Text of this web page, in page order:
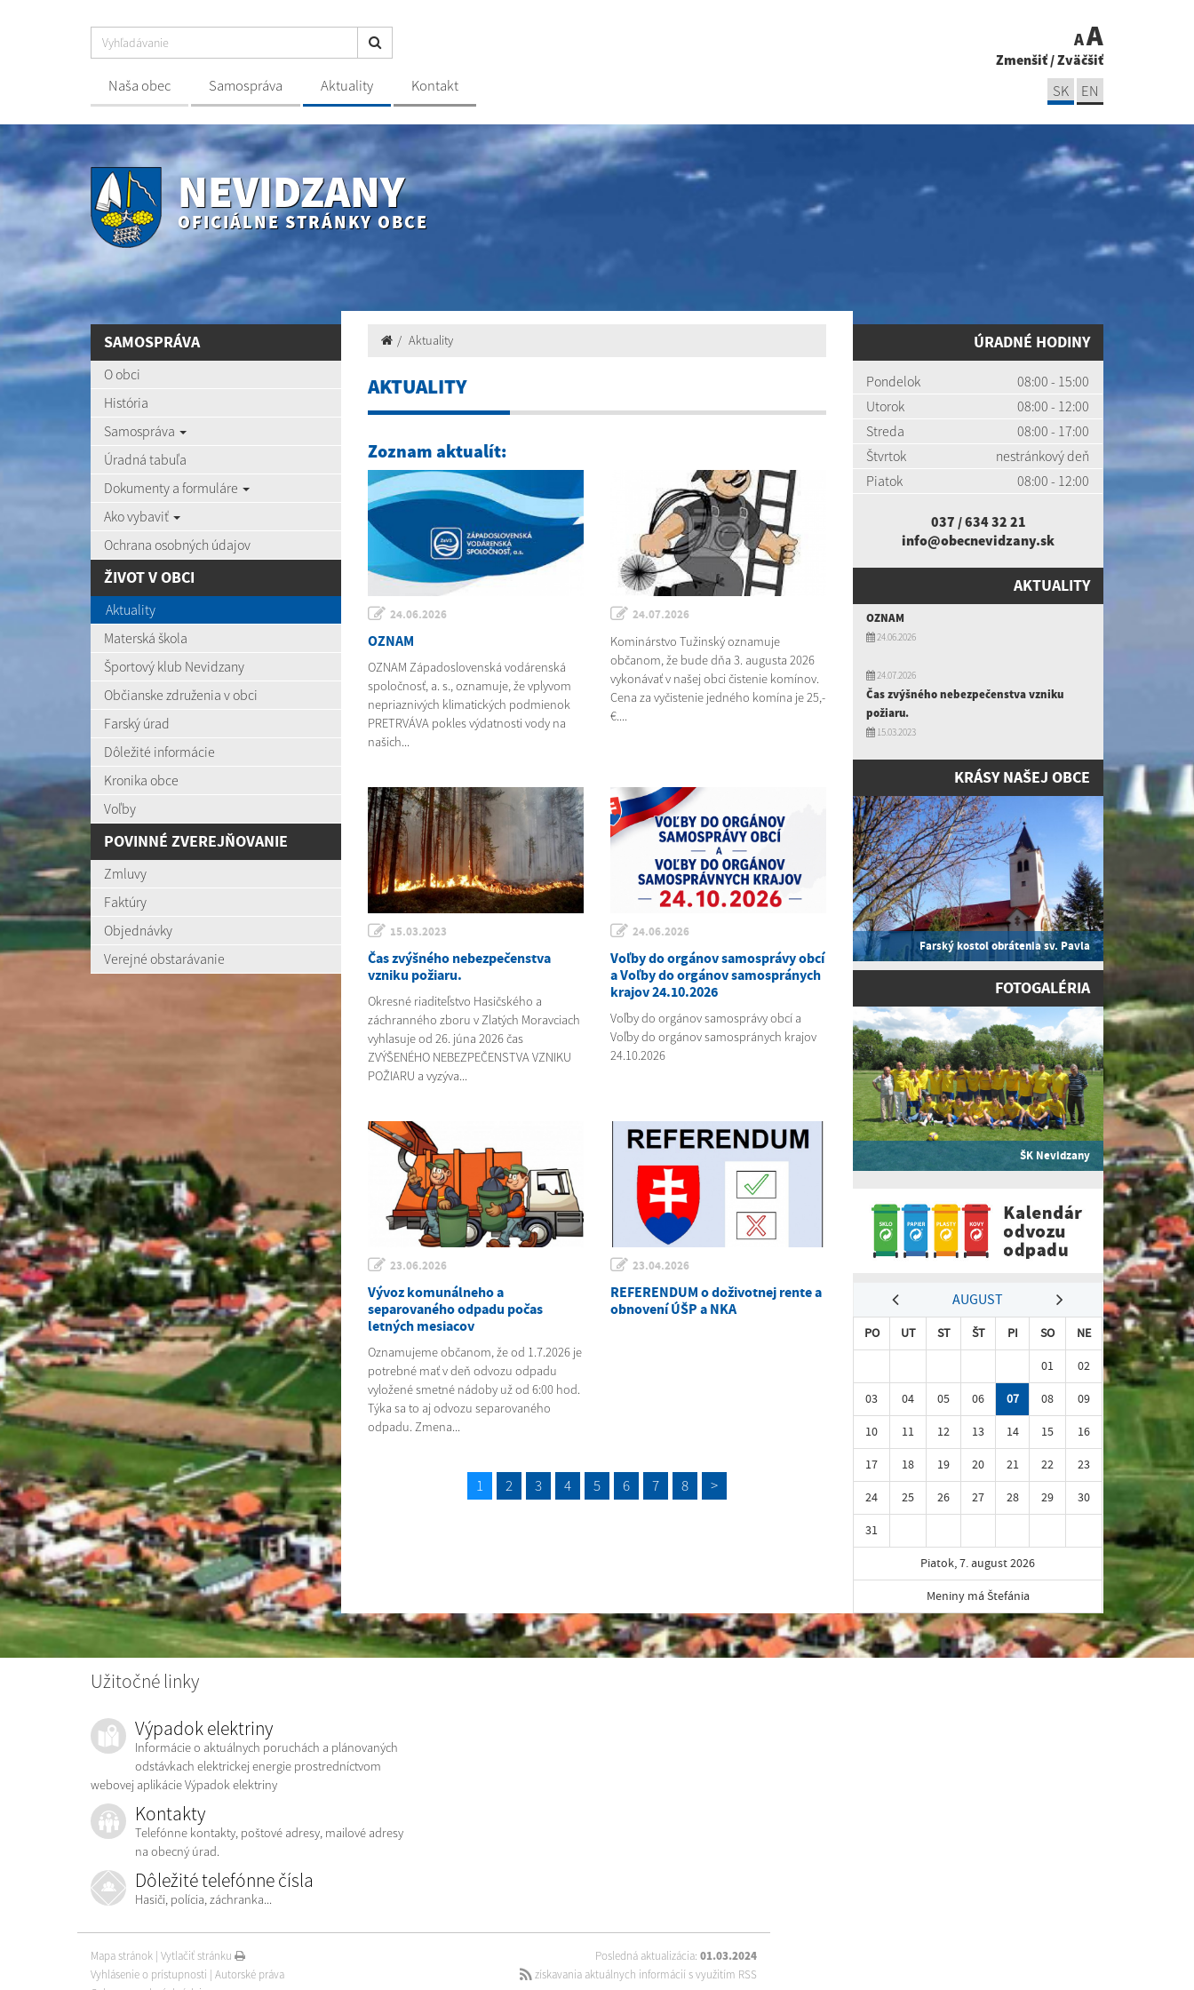
Naša obec Samospráva Aktuality Kontakt
AA
Zmenšiť/Zväčšiť
SK EN
NEVIDZANY
OFICIÁLNE STRÁNKY OBCE
SAMOSPRÁVA
O obci
História
Samospráva
Úradná tabuľa
Dokumenty a formuláre
Ako vybaviť
Ochrana osobných údajov
ŽIVOT V OBCI
Aktuality
Materská škola
Športový klub Nevidzany
Občianske združenia v obci
Farský úrad
Dôležité informácie
Kronika obce
Voľby
POVINNÉ ZVEREJŇOVANIE
Zmluvy
Faktúry
Objednávky
Verejné obstarávanie
Aktuality
AKTUALITY
Zoznam aktualít:
24.06.2026
OZNAM
OZNAM Západoslovenská vodárenská
spoločnosť, a. s., oznamuje, že vplyvom
nepriaznivých klimatických podmienok
PRETRVÁVA pokles výdatnosti vody na
našich...
24.07.2026
Kominárstvo Tužinský oznamuje
občanom, že bude dňa 3. augusta 2026
vykonávať v našej obci čistenie komínov.
Cena za vyčistenie jedného komína je 25,-
€....
15.03.2023
Čas zvýšného nebezpečenstva
vzniku požiaru.
Okresné riaditeľstvo Hasičského a
záchranného zboru v Zlatých Moravciach
vyhlasuje od 26. júna 2026 čas
ZVÝŠENÉHO NEBEZPEČENSTVA VZNIKU
POŽIARU a vyzýva...
24.06.2026
Voľby do orgánov samosprávy obcí
a Voľby do orgánov samospránych
krajov 24.10.2026
Voľby do orgánov samosprávy obcí a
Voľby do orgánov samospránych krajov
24.10.2026
23.06.2026
Vývoz komunálneho a
separovaného odpadu počas
letných mesiacov
Oznamujeme občanom, že od 1.7.2026 je
potrebné mať v deň odvozu odpadu
vyložené smetné nádoby už od 6:00 hod.
Týka sa to aj odvozu separovaného
odpadu. Zmena...
23.04.2026
REFERENDUM o doživotnej rente a
obnovení ÚŠP a NKA
1 2 3 4 5 6 7 8 >
ÚRADNÉ HODINY
Pondelok
08:00 - 15:00
Utorok
08:00 - 12:00
Streda
08:00 - 17:00
Štvrtok
nestránkový deň
Piatok
08:00 - 12:00
037 / 634 32 21
info@obecnevidzany.sk
AKTUALITY
OZNAM
24.06.2026
24.07.2026
Čas zvýšného nebezpečenstva vzniku
požiaru.
15.03.2023
KRÁSY NAŠEJ OBCE
Farský kostol obrátenia sv. Pavla
FOTOGALÉRIA
ŠK Nevidzany
AUGUST
PO UT ST ŠT PI SO
NE
01
02
03
04 05 06 07 08
09
10
11 12 13 14 15
16
17
18 19 20 21 22
23
24
25 26 27 28 29
30
31
Piatok, 7. august 2026
Meniny má Štefánia
Užitočné linky
Výpadok elektriny
Informácie o aktuálnych poruchách a plánovaných
odstávkach elektrickej energie prostredníctvom
webovej aplikácie Výpadok elektriny
Kontakty
Telefónne kontakty, poštové adresy, mailové adresy
na obecný úrad.
Dôležité telefónne čísla
Hasiči, polícia, záchranka...
Posledná aktualizácia: 01.03.2024
získavania aktuálnych informácií s využitím RSS
Mapa stránok | Vytlačiť stránku
Vyhlásenie o prístupnosti | Autorské práva